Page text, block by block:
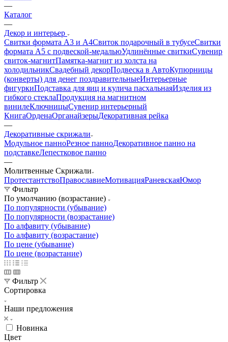
—
Каталог
—
Декор и интерьер
Свитки формата А3 и А4Свиток подарочный в тубусеСвитки
формата А5 с подвеской-медальюУдлинённые свиткиСувенир
свиток-магнитПамятка-магнит из холста на
холодильникСвадебный декорПодвеска в АвтоКупюрницы
(конверты) для денег поздравительныеИнтерьерные
фигуркиПодставка для яиц и кулича пасхальнаяИзделия из
гибкого стеклаПродукция на магнитном
винилеКлючницыСувенир интерьерный
КнигаОрденаОрганайзерыДекоративная рейка
—
Декоративные скрижали
Модульное панноРезное панноДекоративное панно на
подставкеЛепестковое панно
—
Молитвенные Скрижали
ПротестантствоПравославиеМотивацияРаневскаяЮмор
Фильтр
По умолчанию (возрастание)
По популярности (убывание)
По популярности (возрастание)
По алфавиту (убывание)
По алфавиту (возрастание)
По цене (убывание)
По цене (возрастание)
Фильтр
Сортировка
Наши предложения
Новинка
Цвет